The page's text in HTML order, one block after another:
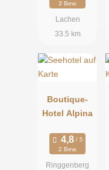
3 Bew.
Lachen
33.5 km
Boutique-
Hotel Alpina
2 Bew.
Ringgenberg